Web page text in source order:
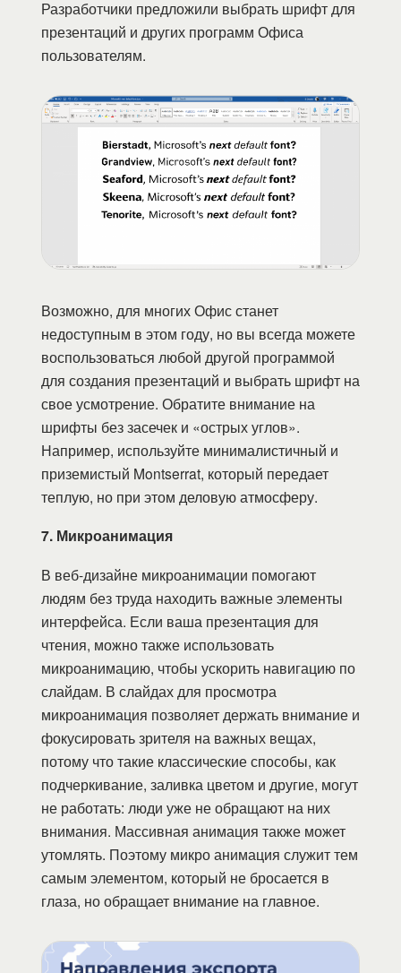
Разработчики предложили выбрать шрифт для
презентаций и других программ Офиса
пользователям.
Возможно, для многих Офис станет
недоступным в этом году, но вы всегда можете
воспользоваться любой другой программой
для создания презентаций и выбрать шрифт на
свое усмотрение. Обратите внимание на
шрифты без засечек и «острых углов».
Например, используйте минималистичный и
приземистый Montserrat, который передает
теплую, но при этом деловую атмосферу.
7. Микроанимация
В веб-дизайне микроанимации помогают
людям без труда находить важные элементы
интерфейса. Если ваша презентация для
чтения, можно также использовать
микроанимацию, чтобы ускорить навигацию по
слайдам. В слайдах для просмотра
микроанимация позволяет держать внимание и
фокусировать зрителя на важных вещах,
потому что такие классические способы, как
подчеркивание, заливка цветом и другие, могут
не работать: люди уже не обращают на них
внимания. Массивная анимация также может
утомлять. Поэтому микро анимация служит тем
самым элементом, который не бросается в
глаза, но обращает внимание на главное.